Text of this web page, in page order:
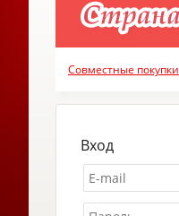
Совместные покупки
Вход